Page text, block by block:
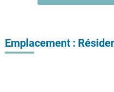
Emplacement :